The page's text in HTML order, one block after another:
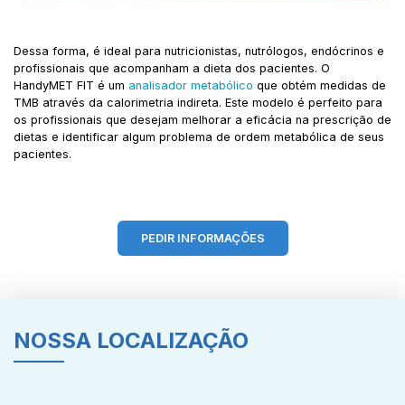
Dessa forma, é ideal para nutricionistas, nutrólogos, endócrinos e
profissionais que acompanham a dieta dos pacientes. O
HandyMET FIT é um analisador metabólico que obtém medidas de
TMB através da calorimetria indireta. Este modelo é perfeito para
os profissionais que desejam melhorar a eficácia na prescrição de
dietas e identificar algum problema de ordem metabólica de seus
pacientes.
PEDIR INFORMAÇÕES
NOSSA LOCALIZAÇÃO